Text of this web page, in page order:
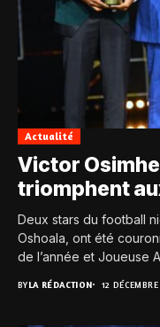
Actualité
Victor
triomphent
Deux stars du football
Oshoala, ont été
de l’année et Joueuse
BYLA RÉDACTION 12